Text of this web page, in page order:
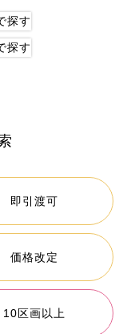
即引渡可
価格改定
10区画以上